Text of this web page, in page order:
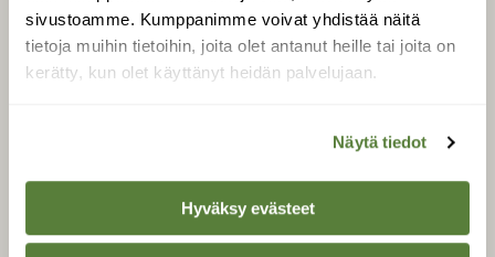
sivustoamme. Kumppanimme voivat yhdistää näitä
tietoja muihin tietoihin, joita olet antanut heille tai joita on
kerätty, kun olet käyttänyt heidän palvelujaan.
Näytä tiedot
Hyväksy evästeet
Tilaa Suomen Luonto
Tilaa digilukuoikeus
Äänestä parasta juttua
SUOJELU­LIITTO